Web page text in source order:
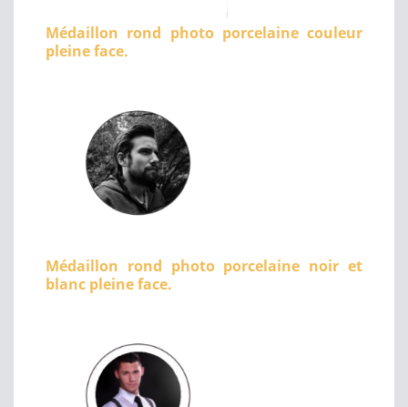
Médaillon rond photo porcelaine couleur
pleine face.
Médaillon rond photo porcelaine noir et
blanc pleine face.